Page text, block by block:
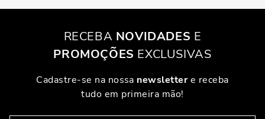
RECEBA NOVIDADES E
PROMOÇÕES EXCLUSIVAS
Cadastre-se na nossa newslettere receba
tudo em primeira mão!